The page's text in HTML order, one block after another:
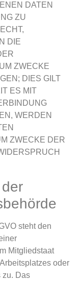
DATEN
ZU
DIE
ZWECKE
DIES GILT
ES MIT
WERDEN
ZWECKE DER
steht den
Mitgliedstaat
oder
zu. Das